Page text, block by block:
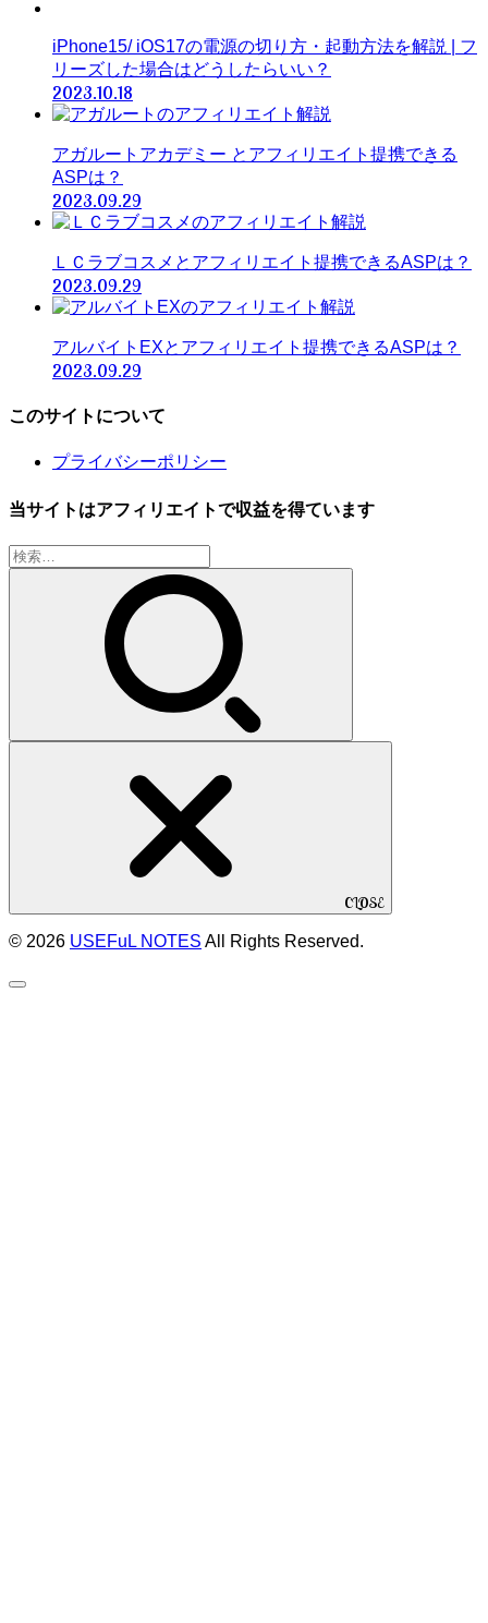
iPhone15/ iOS17の電源の切り方・起動方法を解説 | フ
リーズした場合はどうしたらいい？
2023.10.18
アガルートアカデミー とアフィリエイト提携できる
ASPは？
2023.09.29
ＬＣラブコスメとアフィリエイト提携できるASPは？
2023.09.29
アルバイトEXとアフィリエイト提携できるASPは？
2023.09.29
このサイトについて
プライバシーポリシー
当サイトはアフィリエイトで収益を得ています
検
索:
CLOSE
© 2026 USEFuL NOTES All Rights Reserved.